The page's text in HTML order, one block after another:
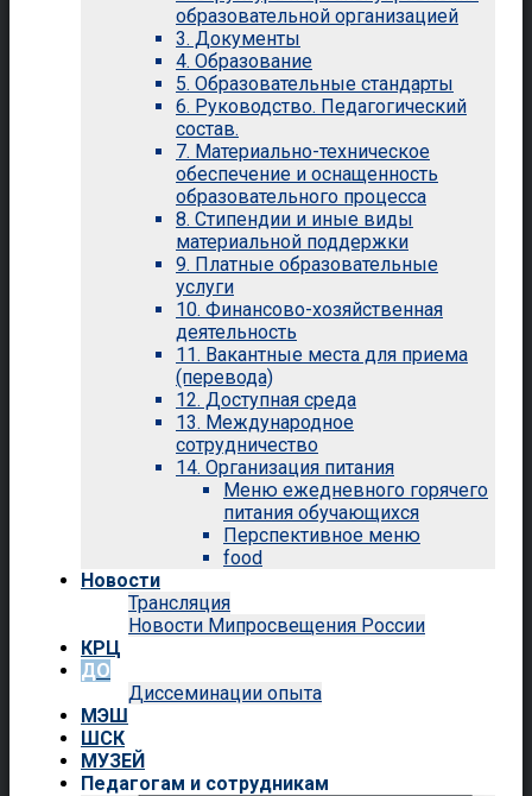
образовательной организацией
3. Документы
4. Образование
5. Образовательные стандарты
6. Руководство. Педагогический
состав.
7. Материально-техническое
обеспечение и оснащенность
образовательного процесса
8. Стипендии и иные виды
материальной поддержки
9. Платные образовательные
услуги
10. Финансово-хозяйственная
деятельность
11. Вакантные места для приема
(перевода)
12. Доступная среда
13. Международное
сотрудничество
14. Организация питания
Меню ежедневного горячего
питания обучающихся
Перспективное меню
food
Новости
Трансляция
Новости Мипросвещения России
КРЦ
ДО
Диссеминации опыта
МЭШ
ШСК
МУЗЕЙ
Педагогам и сотрудникам